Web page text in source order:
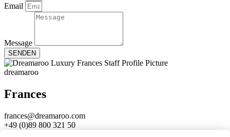
Email
Message
SENDEN
dreamaroo
Frances
frances@dreamaroo.com
+49 (0)89 800 321 50